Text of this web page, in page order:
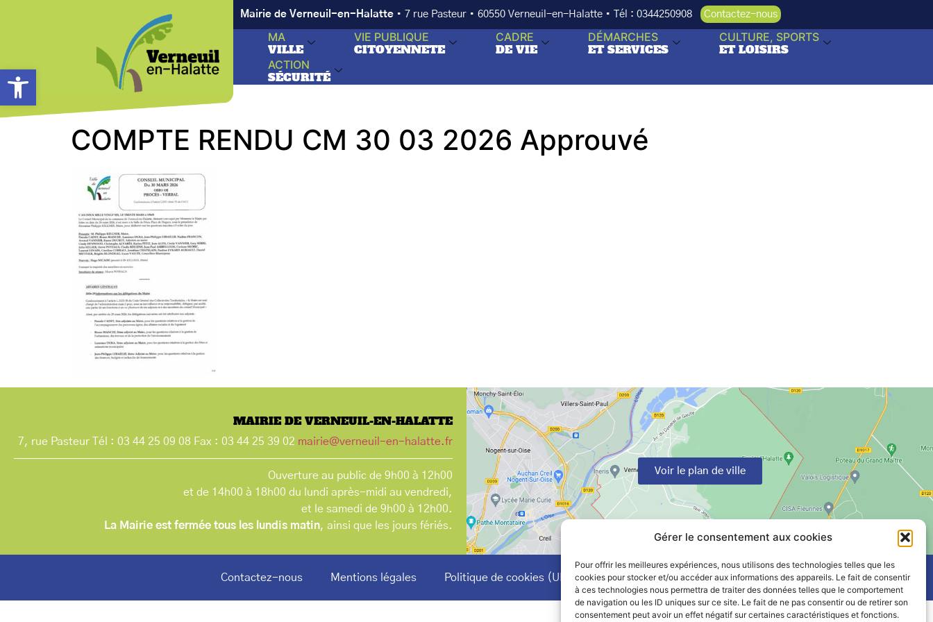
Ouvrir la barre d’outils
Gérer le consentement aux cookies
Pour offrir les meilleures expériences, nous utilisons des technologies telles que les
cookies pour stocker et/ou accéder aux informations des appareils. Le fait de consentir
à ces technologies nous permettra de traiter des données telles que le comportement
de navigation ou les ID uniques sur ce site. Le fait de ne pas consentir ou de retirer son
consentement peut avoir un effet négatif sur certaines caractéristiques et fonctions.
Mairie de Verneuil-en-Halatte • 7 rue Pasteur • 60550 Verneuil-en-Halatte • Tél : 0344250908 Contactez-nous
MA
VILLE
VIE PUBLIQUE
CITOYENNETE
CADRE
DE VIE
DÉMARCHES
ET SERVICES
CULTURE, SPORTS
ET LOISIRS
ACTION
SÉCURITÉ
COMPTE RENDU CM 30 03 2026 Approuvé
MAIRIE DE VERNEUIL-EN-HALATTE
7, rue Pasteur Tél : 03 44 25 09 08 Fax : 03 44 25 39 02 mairie@verneuil-en-halatte.fr
Ouverture au public de 9h00 à 12h00
et de 14h00 à 18h00 du lundi après-midi au vendredi,
et le samedi de 9h00 à 12h00.
La Mairie est fermée tous les lundis matin, ainsi que les jours fériés.
Voir le plan de ville
Contactez-nous Mentions légales Politique de cookies (UE)